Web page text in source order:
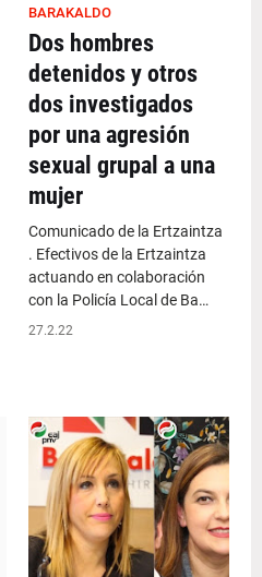
BARAKALDO
Dos hombres
detenidos y otros
dos investigados
por una agresión
sexual grupal a una
mujer
Comunicado de la Ertzaintza
. Efectivos de la Ertzaintza
actuando en colaboración
con la Policía Local de Ba…
27.2.22